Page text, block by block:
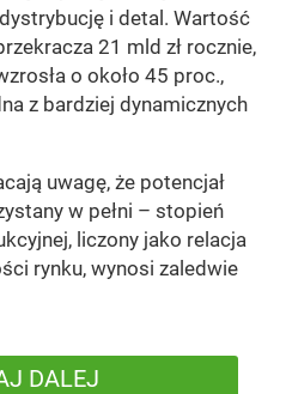
i detal. Wartość
21 mld zł rocznie,
o około 45 proc.,
z bardziej dynamicznych
uwagę, że potencjał
w pełni – stopień
liczony jako relacja
rynku, wynosi zaledwie
DALEJ